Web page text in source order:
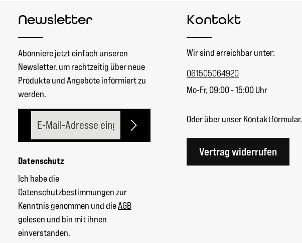
Newsletter
Abonniere jetzt einfach unseren
Newsletter, um rechtzeitig über neue
Produkte und Angebote informiert zu
werden.
Datenschutz
Ich habe die
Datenschutzbestimmungenzur
Kenntnis genommen und dieAGB
gelesen und bin mit ihnen
einverstanden.
Kontakt
Wir sind erreichbar unter:
061505064920
Mo-Fr, 09:00 - 15:00 Uhr
Oder über unserKontaktformular.
Vertrag widerrufen